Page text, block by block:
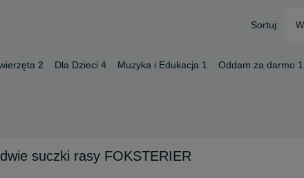
Sortuj:
2 Dla Dzieci 4 Muzyka i Edukacja 1 Oddam za darmo 1
suczki rasy FOKSTERIER